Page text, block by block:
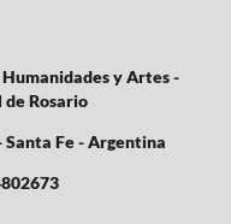
y Artes -
Rosario
Santa Fe - Argentina